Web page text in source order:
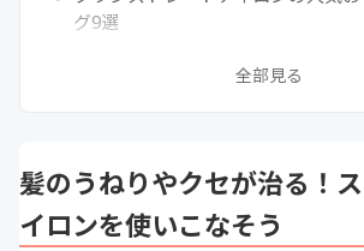
グ9選
商品比較一覧表
2wayタイプ・ストレートアイロン
ランキング5選
全部見る
髪のうねりやクセが治る！
イロンを使いこなそう